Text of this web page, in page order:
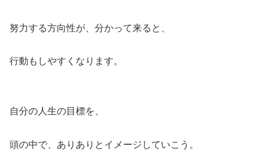
努力する方向性が、分かって来ると、
行動もしやすくなります。
自分の人生の目標を、
頭の中で、ありありとイメージしていこう。